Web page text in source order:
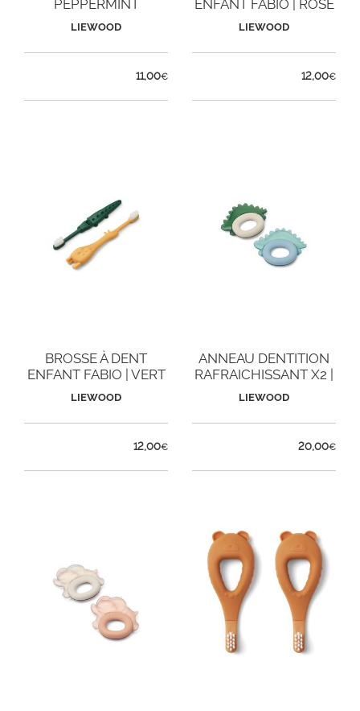
PEPPERMINT
LIEWOOD
11,00€
ENFANT FABIO | ROSE
LIEWOOD
12,00€
BROSSE À DENT
ENFANT FABIO | VERT
LIEWOOD
12,00€
ANNEAU DENTITION
RAFRAICHISSANT X2 |
GRIS
LIEWOOD
20,00€